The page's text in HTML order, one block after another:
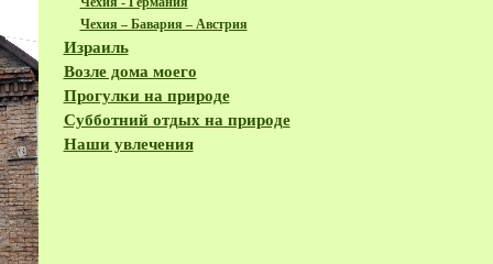
Чехия – Бавария – Австрия
Израиль
Возле дома моего
Прогулки на природе
Субботний отдых на природе
Наши увлечения